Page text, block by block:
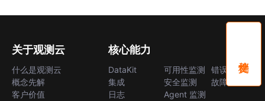
关于观测云
什么是观测云
概念先解
客户价值
核心能力
DataKit
集成
日志
可用性监测
安全监测
Agent 监测
错误中心
故障中心